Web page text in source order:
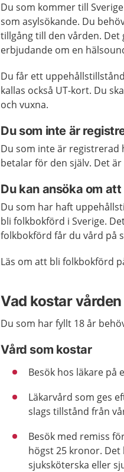
Du som kommer till
som asylsökande. Du
tillgång till den vården.​ Det
erbjudande om en
Du får ett
kallas också UT-kort. Du
och vuxna.
Du som inte är
Du som inte är registrerad
betalar för den själv. Det
Du kan ansöka om
Du som har haft
bli folkbokförd i Sverige.
folkbokförd får du vård på
Läs om att bli folkbokförd
Vad kostar
Du som har fyllt 18 år
Vård som kostar
Besök hos läkare på
Läkarvård som ges
slags tillstånd från
Besök med remiss
högst 25 kronor.
sjuksköterska eller